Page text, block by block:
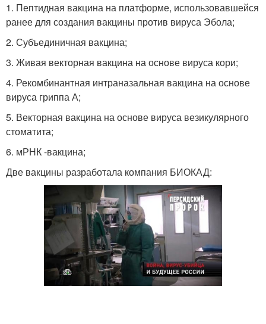
1. Пептидная вакцина на платформе, использовавшейся
ранее для создания вакцины против вируса Эбола;
2. Субъединичная вакцина;
3. Живая векторная вакцина на основе вируса кори;
4. Рекомбинантная интраназальная вакцина на основе
вируса гриппа А;
5. Векторная вакцина на основе вируса везикулярного
стоматита;
6. мРНК -вакцина;
Две вакцины разработала компания БИОКАД: